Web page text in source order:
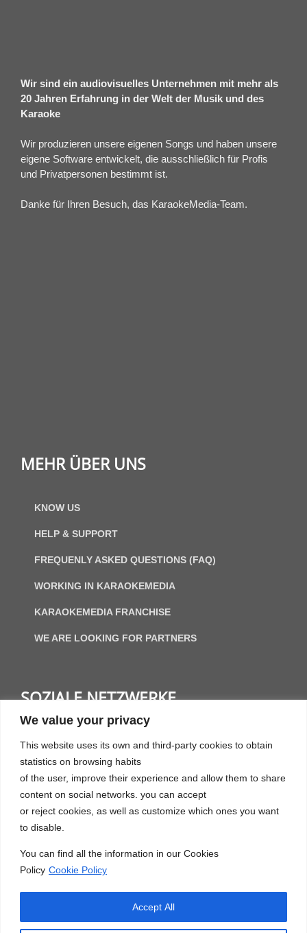
We value your privacy
This website uses its own and third-party cookies to obtain
statistics on browsing habits
of the user, improve their experience and allow them to share
content on social networks. you can accept
or reject cookies, as well as customize which ones you want
to disable.
You can find all the information in our Cookies
Policy Cookie Policy
Accept All
Wir sind ein audiovisuelles Unternehmen mit mehr als
20 Jahren Erfahrung in der Welt der Musik und des
Karaoke
Wir produzieren unsere eigenen Songs und haben unsere
eigene Software entwickelt, die ausschließlich für Profis
und Privatpersonen bestimmt ist.
Danke für Ihren Besuch, das KaraokeMedia-Team.
MEHR ÜBER UNS
KNOW US
HELP & SUPPORT
FREQUENLY ASKED QUESTIONS (FAQ)
WORKING IN KARAOKEMEDIA
KARAOKEMEDIA FRANCHISE
WE ARE LOOKING FOR PARTNERS
SOZIALE NETZWERKE
SPRACHE